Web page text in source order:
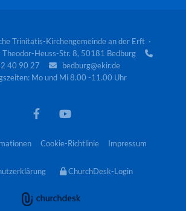
Trinitatis-Kirchengemeinde an der Erft ·
Theodor-Heuss-Str. 8, 50181 Bedburg

40 90 27 
bedburg@ekir.de
Mo und Mi 8.00 -11.00 Uhr
Cookie-Richtlinie Impressum
ChurchDesk-Login